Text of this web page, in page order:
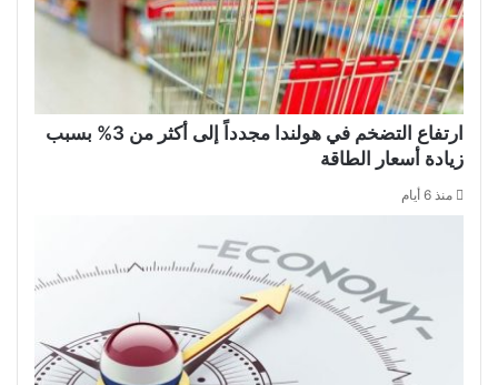
ارتفاع التضخم في هولندا مجدداً إلى أكثر من 3% بسبب
زيادة أسعار الطاقة
منذ 6 أيام